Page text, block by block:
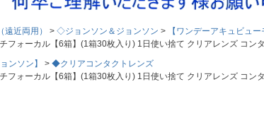
近両用） ◇ジョンソン＆ジョンソン
【ワンデーアキュビュ
フォーカル【6箱】(1箱30枚入り) 1日使い捨て クリアレンズ コ
ンソン】
◆クリアコンタクトレンズ
フォーカル【6箱】(1箱30枚入り) 1日使い捨て クリアレンズ コ